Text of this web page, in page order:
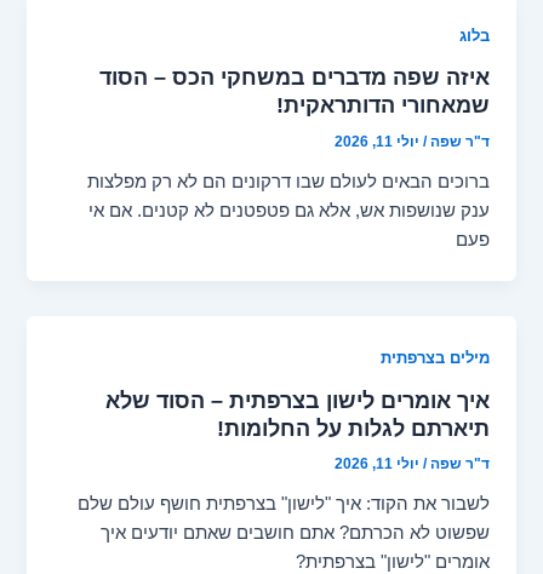
בלוג
איזה שפה מדברים במשחקי הכס – הסוד
שמאחורי הדותראקית!
ד"ר שפה/ יולי 11, 2026
ברוכים הבאים לעולם שבו דרקונים הם לא רק מפלצות
ענק שנושפות אש, אלא גם פטפטנים לא קטנים. אם אי
פעם
מילים בצרפתית
איך אומרים לישון בצרפתית – הסוד שלא
תיארתם לגלות על החלומות!
ד"ר שפה/ יולי 11, 2026
לשבור את הקוד: איך "לישון" בצרפתית חושף עולם שלם
שפשוט לא הכרתם? אתם חושבים שאתם יודעים איך
אומרים "לישון" בצרפתית?